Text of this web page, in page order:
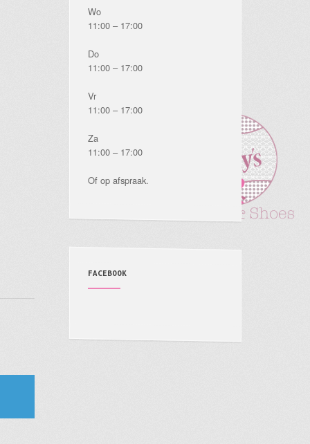
Wo
11:00 – 17:00
Do
11:00 – 17:00
Vr
11:00 – 17:00
Za
11:00 – 17:00
Of op afspraak.
FACEBOOK